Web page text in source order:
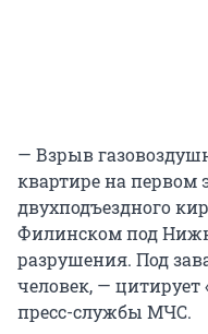
— Взрыв
квартире на первом
двухподъездного
Филинском под
разрушения. Под
человек, — цитирует
пресс-службы МЧС.